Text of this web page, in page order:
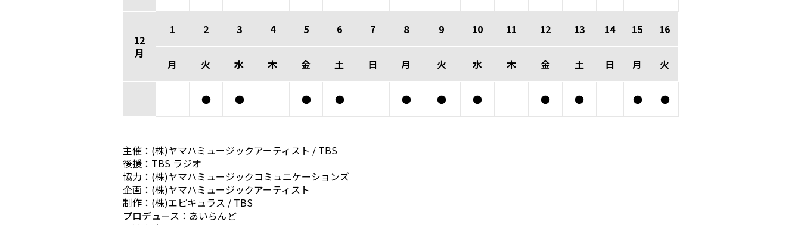
12
月
1 2 3 4 5 6 7 8 9 10 11 12 13 14 15 16
月 火 水 木 金 土 日 月 火 水 木 金 土 日 月 火
● ● ● ● ● ● ● ● ● ● ●
主催：(株)ヤマハミュージックアーティスト / TBS
後援：TBS ラジオ
協力：(株)ヤマハミュージックコミュニケーションズ
企画：(株)ヤマハミュージックアーティスト
制作：(株)エピキュラス / TBS
プロデュース：あいらんど